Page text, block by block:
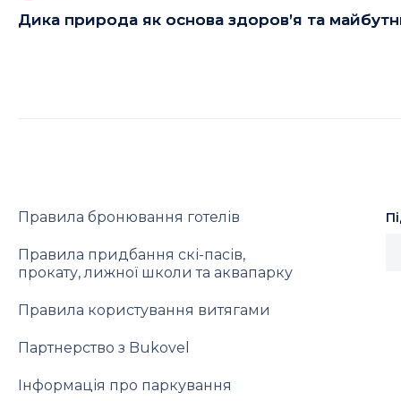
Дика природа як основа здоров’я та
Правила бронювання готелів
Правила придбання скі-пасів,
прокату, лижної школи та аквапарку
Правила користування витягами
Партнерство з Bukovel
Інформація про паркування